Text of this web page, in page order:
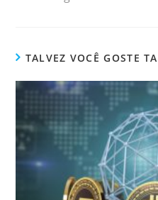
TALVEZ VOCÊ GOSTE